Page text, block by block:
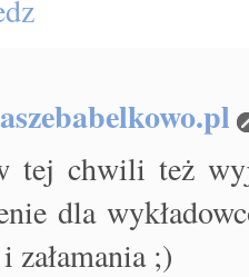
tej chwili też
dla
załamania ;)